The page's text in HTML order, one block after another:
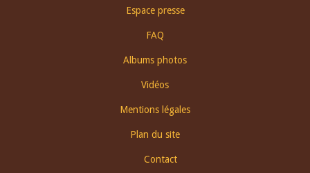
Espace presse
FAQ
Albums photos
Vidéos
Mentions légales
Plan du site
Contact